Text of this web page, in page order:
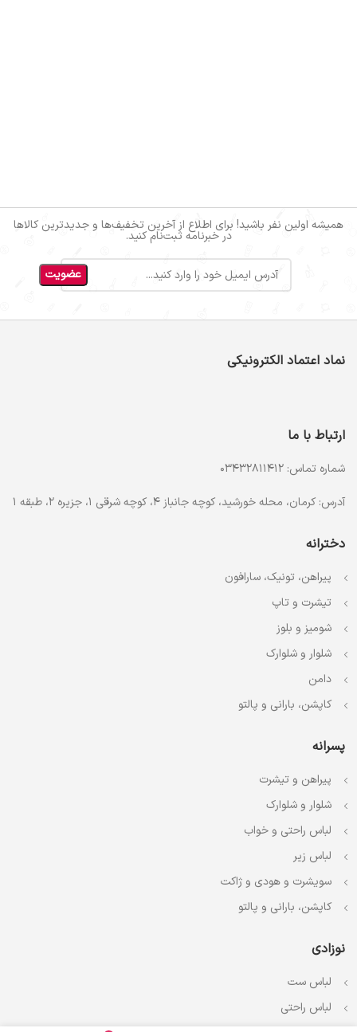
همیشه اولین نفر باشید! برای اطلاع از آخرین تخفیف‌ها و جدیدترین کالاها
در خبرنامه ثبت‌نام کنید.
نماد اعتماد الکترونیکی
ارتباط با ما
شماره تماس: 03432811412
آدرس: کرمان، محله خورشید، کوچه جانباز 4، کوچه شرقی 1، جزیره 2، طبقه 1
دخترانه
پیراهن، تونیک، سارافون
تیشرت و تاپ
شومیز و بلوز
شلوار و شلوارک
دامن
کاپشن، بارانی و پالتو
پسرانه
پیراهن و تیشرت
شلوار و شلوارک
لباس راحتی و خواب
لباس زیر
سویشرت و هودی و ژاکت
کاپشن، بارانی و پالتو
نوزادی
لباس ست
لباس راحتی